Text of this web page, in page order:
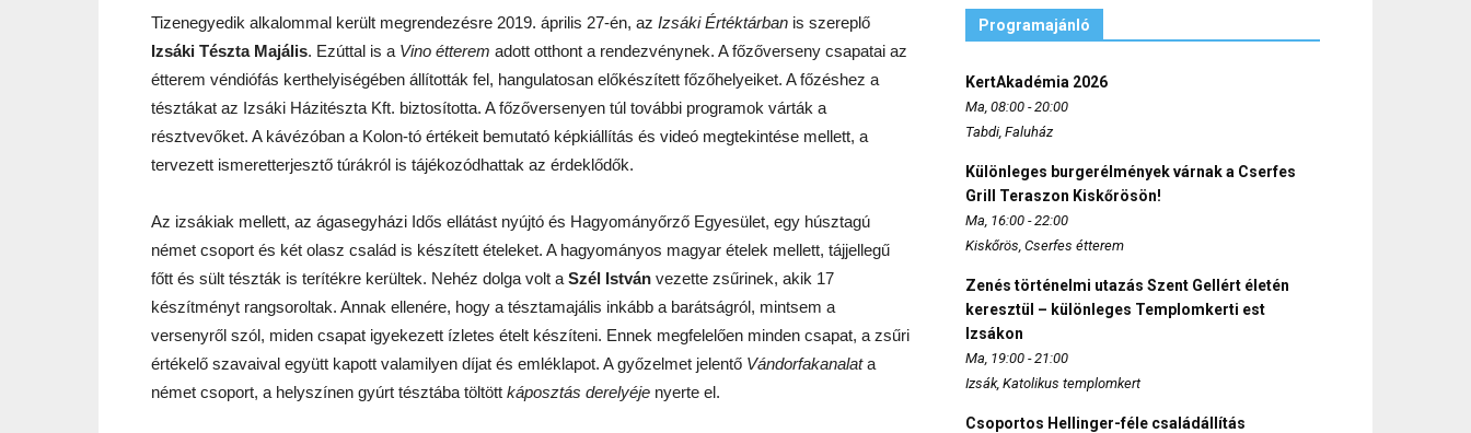
Tizenegyedik alkalommal került megrendezésre 2019. április 27-én, az Izsáki Értéktárban is szereplő
Izsáki Tészta Majális. Ezúttal is a Vino étterem adott otthont a rendezvénynek. A főzőverseny csapatai az
étterem véndiófás kerthelyiségében állították fel, hangulatosan előkészített főzőhelyeiket. A főzéshez a
tésztákat az Izsáki Házitészta Kft. biztosította. A főzőversenyen túl további programok várták a
résztvevőket. A kávézóban a Kolon-tó értékeit bemutató képkiállítás és videó megtekintése mellett, a
tervezett ismeretterjesztő túrákról is tájékozódhattak az érdeklődők.
Az izsákiak mellett, az ágasegyházi Idős ellátást nyújtó és Hagyományőrző Egyesület, egy húsztagú
német csoport és két olasz család is készített ételeket. A hagyományos magyar ételek mellett, tájjellegű
főtt és sült tészták is terítékre kerültek. Nehéz dolga volt a Szél István vezette zsűrinek, akik 17
készítményt rangsoroltak. Annak ellenére, hogy a tésztamajális inkább a barátságról, mintsem a
versenyről szól, miden csapat igyekezett ízletes ételt készíteni. Ennek megfelelően minden csapat, a zsűri
értékelő szavaival együtt kapott valamilyen díjat és emléklapot. A győzelmet jelentő Vándorfakanalata
német csoport, a helyszínen gyúrt tésztába töltött káposztás derelyéje nyerte el.
Programajánló
KertAkadémia 2026
Ma, 08:00 - 20:00
Tabdi, Faluház
Különleges burgerélmények várnak a Cserfes
Grill Teraszon Kiskőrösön!
Ma, 16:00 - 22:00
Kiskőrös, Cserfes étterem
Zenés történelmi utazás Szent Gellért életén
keresztül – különleges Templomkerti est
Izsákon
Ma, 19:00 - 21:00
Izsák, Katolikus templomkert
Csoportos Hellinger-féle családállítás